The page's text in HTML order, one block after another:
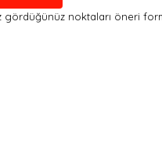
noktaları öneri